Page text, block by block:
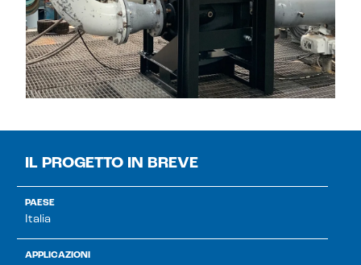
IL PROGETTO IN BREVE
PAESE
Italia
APPLICAZIONI